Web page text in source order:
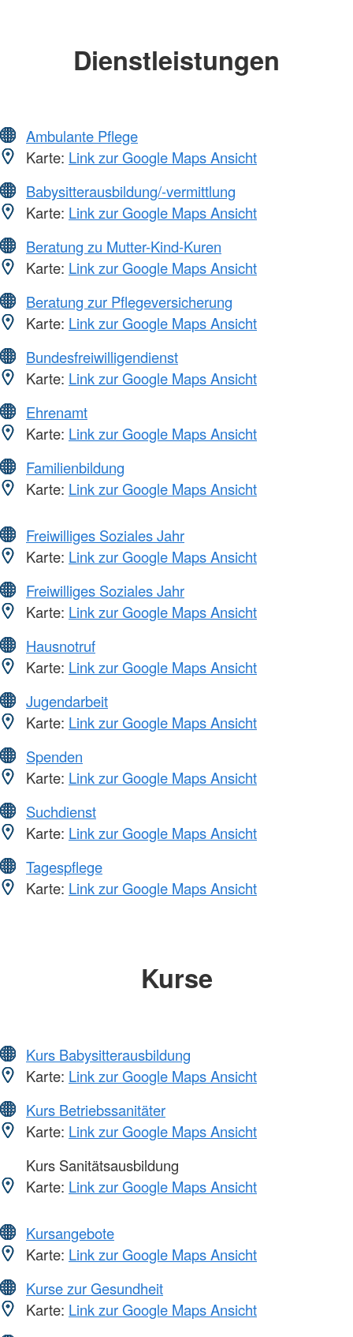
Dienstleistungen
Ambulante Pflege
Karte: Link zur Google Maps Ansicht
Babysitterausbildung/-vermittlung
Karte: Link zur Google Maps Ansicht
Beratung zu Mutter-Kind-Kuren
Karte: Link zur Google Maps Ansicht
Beratung zur Pflegeversicherung
Karte: Link zur Google Maps Ansicht
Bundesfreiwilligendienst
Karte: Link zur Google Maps Ansicht
Ehrenamt
Karte: Link zur Google Maps Ansicht
Familienbildung
Karte: Link zur Google Maps Ansicht
Freiwilliges Soziales Jahr
Karte: Link zur Google Maps Ansicht
Freiwilliges Soziales Jahr
Karte: Link zur Google Maps Ansicht
Hausnotruf
Karte: Link zur Google Maps Ansicht
Jugendarbeit
Karte: Link zur Google Maps Ansicht
Spenden
Karte: Link zur Google Maps Ansicht
Suchdienst
Karte: Link zur Google Maps Ansicht
Tagespflege
Karte: Link zur Google Maps Ansicht
Kurse
Kurs Babysitterausbildung
Karte: Link zur Google Maps Ansicht
Kurs Betriebssanitäter
Karte: Link zur Google Maps Ansicht
Kurs Sanitätsausbildung
Karte: Link zur Google Maps Ansicht
Kursangebote
Karte: Link zur Google Maps Ansicht
Kurse zur Gesundheit
Karte: Link zur Google Maps Ansicht